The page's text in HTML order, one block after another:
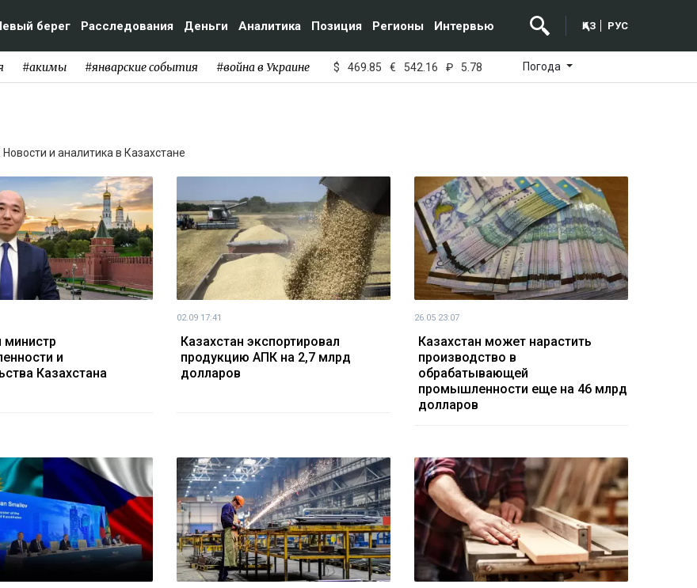
берег Расследования Деньги Аналитика Позиция Регионы Интервью ҚАЗ РУС
#акимы #январские события #война в Украине $ 469.85 € 542.16 ₽ 5.78 Погода
и аналитика в Казахстане
министр
и
Казахстана
02.09 17:41
Казахстан экспортировал
продукцию АПК на 2,7 млрд
долларов
26.05 23:07
Казахстан может нарастить
производство в
обрабатывающей
промышленности еще на 46 млрд
долларов